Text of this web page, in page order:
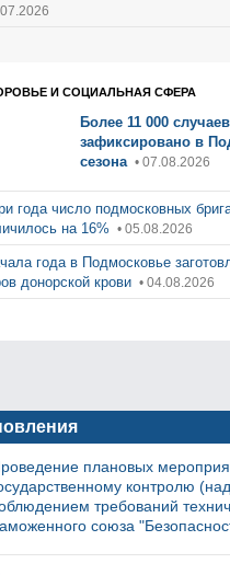
И СОЦИАЛЬНАЯ СФЕРА
Более 11 000
зафиксировано в
сезона • 07.08.2026
года число подмосковных
на 16% • 05.08.2026
года в Подмосковье
донорской крови • 04.08.2026
плановых
контролю
требований
союза